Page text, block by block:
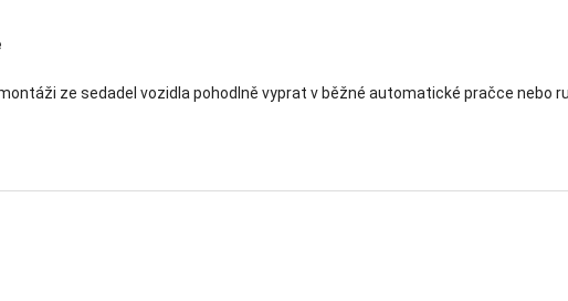
ze sedadel vozidla pohodlně vyprat v běžné automatické pračce nebo